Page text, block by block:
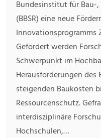
Bundesinstitut für Bau-
(BBSR) eine neue
Innovationsprogramms
Gefördert werden
Schwerpunkt im
Herausforderungen
steigenden Baukosten
Ressourcenschutz.
interdisziplinäre
Hochschulen,…